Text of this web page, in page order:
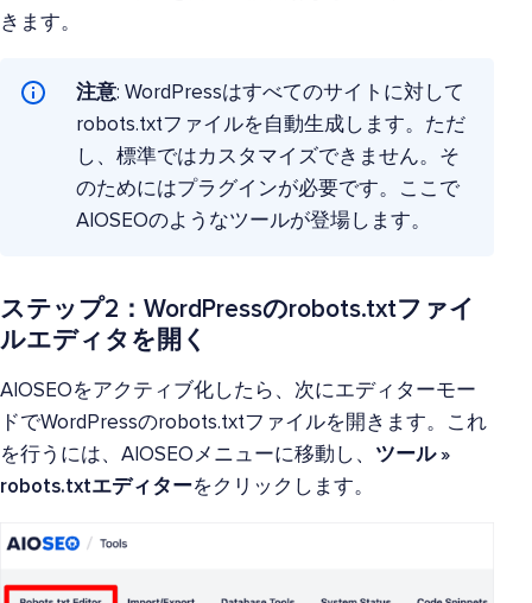
きます。
注意: WordPressはすべてのサイトに対して
robots.txtファイルを自動生成します。ただ
し、標準ではカスタマイズできません。そ
のためにはプラグインが必要です。ここで
AIOSEOのようなツールが登場します。
ステップ2：WordPressのrobots.txtファイ
ルエディタを開く
AIOSEOをアクティブ化したら、次にエディターモー
ドでWordPressのrobots.txtファイルを開きます。これ
を行うには、AIOSEOメニューに移動し、 ツール»
robots.txtエディターをクリックします。